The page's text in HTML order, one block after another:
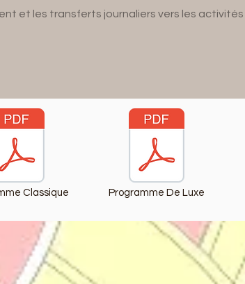
et les transferts journaliers vers les
Classique Programme De Luxe